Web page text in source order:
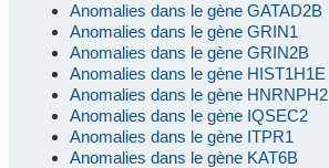
Anomalies dans le gène GATAD2B
Anomalies dans le gène GRIN1
Anomalies dans le gène GRIN2B
Anomalies dans le gène HIST1H1E
Anomalies dans le gène HNRNPH2
Anomalies dans le gène IQSEC2
Anomalies dans le gène ITPR1
Anomalies dans le gène KAT6B